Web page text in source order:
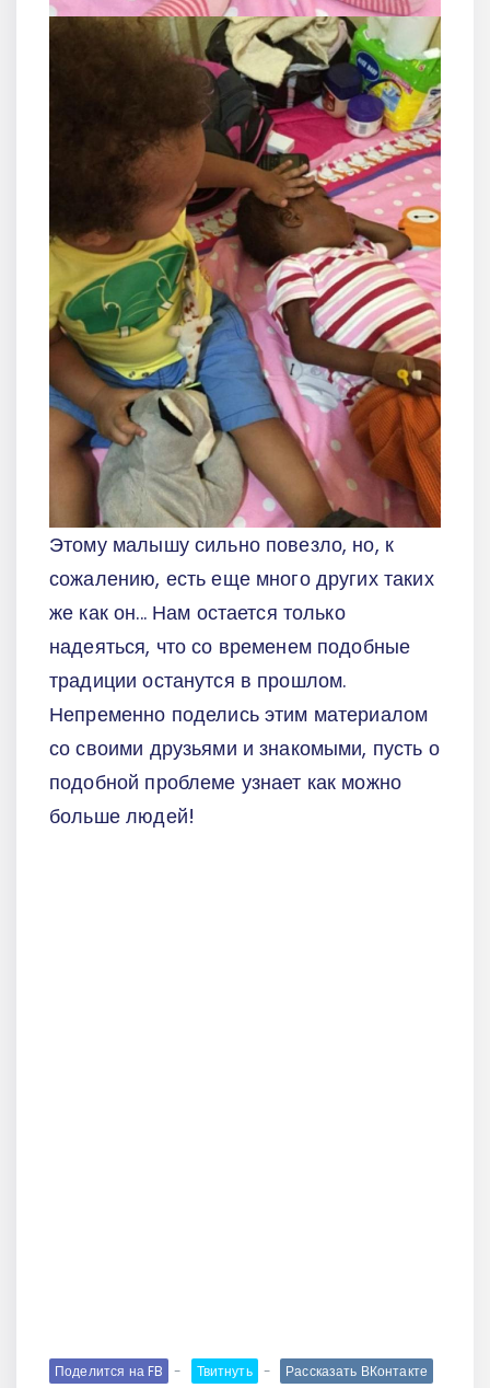
Этому малышу сильно повезло, но, к
сожалению, есть еще много других таких
же как он... Нам остается только
надеяться, что со временем подобные
традиции останутся в прошлом.
Непременно поделись этим материалом
со своими друзьями и знакомыми, пусть о
подобной проблеме узнает как можно
больше людей!
Поделится на FB Твитнуть Рассказать ВКонтакте